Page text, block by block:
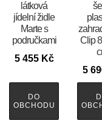
látková
jídelní židle
Marte s
područkami
5 455 Kč
DO
OBCHODU
Clip
5